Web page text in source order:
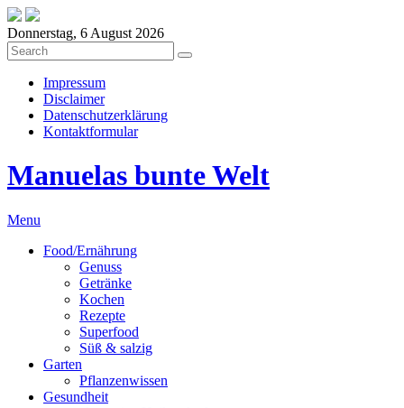
Donnerstag, 6 August 2026
Impressum
Disclaimer
Datenschutzerklärung
Kontaktformular
Manuelas bunte Welt
Menu
Food/Ernährung
Genuss
Getränke
Kochen
Rezepte
Superfood
Süß & salzig
Garten
Pflanzenwissen
Gesundheit